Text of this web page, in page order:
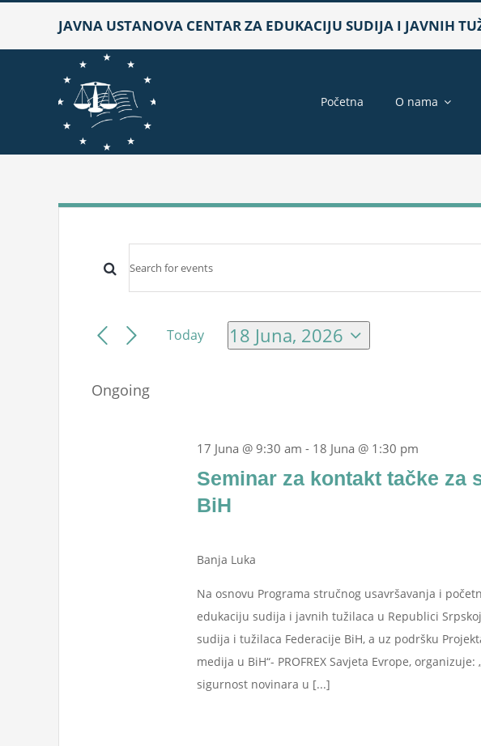
JAVNA USTANOVA CENTAR ZA EDUKACIJU SUDIJA I JAVNIH
Početna O nama
Events
18
Events
and
Navigation
Enter
Search
for
by
Today
18 Juna, 2026
Select
Ongoing
Seminar za kontakt tačke za
BiH
17 Juna @ 9:30 am - 18 Juna @ 1:30 pm
Banja Luka
Na osnovu Programa stručnog usavršavanja i
edukaciju sudija i javnih tužilaca u Republici
sudija i tužilaca Federacije BiH, a uz podršku
medija u BiH“- PROFREX Savjeta Evrope,
sigurnost novinara u [...]